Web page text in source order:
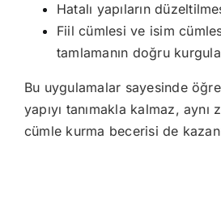
Hatalı yapıların
Fiil cümlesi ve isim
tamlamanın doğru
Bu uygulamalar sayesinde
yapıyı tanımakla kalmaz, aynı
cümle kurma becerisi de